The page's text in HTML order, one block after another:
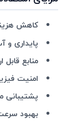
کاهش
پایداری و
منابع قابل
امنیت
پشتیبانی
بهبود